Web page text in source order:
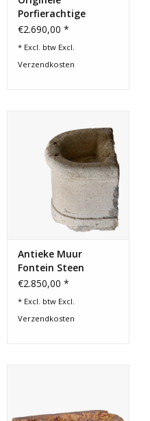
Porfierachtige
Stenen Wasbakje
€2.690,00 *
* Excl. btw Excl.
Verzendkosten
Antieke Muur
Fontein Steen
€2.850,00 *
* Excl. btw Excl.
Verzendkosten